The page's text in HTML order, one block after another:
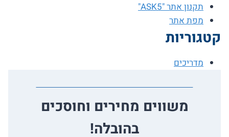
תקנון אתר "ASK5"
מפת אתר
קטגוריות
מדריכים
משווים מחירים וחוסכים
בהובלה!